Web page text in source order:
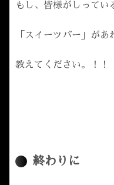
もし、皆様がしってい
「スイーツバー」があ
教えてください。！！
終わりに